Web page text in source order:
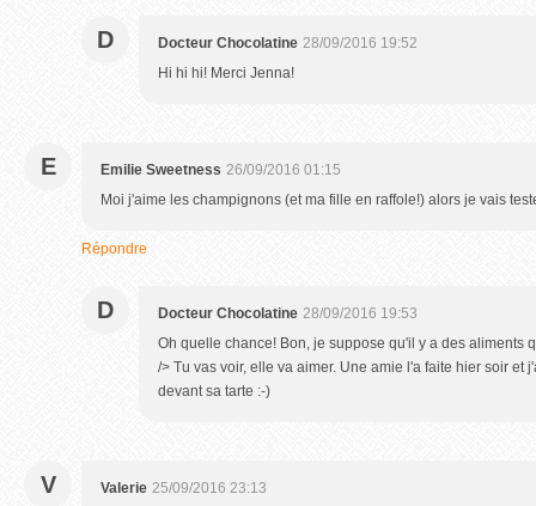
D Docteur Chocolatine 28/09/2016 19:52
Hi hi hi! Merci Jenna!
E Emilie Sweetness 26/09/2016 01:15
Moi j'aime les champignons (et ma fille en raffole!) alors je vais
Répondre
D Docteur Chocolatine 28/09/2016 19:53
Oh quelle chance! Bon, je suppose qu'il y a des aliments
/> Tu vas voir, elle va aimer. Une amie l'a faite hier soir et
devant sa tarte :-)
V Valerie 25/09/2016 23:13